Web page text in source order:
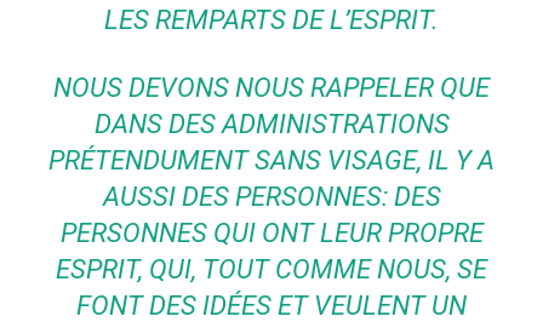
LES REMPARTS DE L’ESPRIT.
NOUS DEVONS NOUS RAPPELER QUE
DANS DES ADMINISTRATIONS
PRÉTENDUMENT SANS VISAGE, IL Y A
AUSSI DES PERSONNES: DES
PERSONNES QUI ONT LEUR PROPRE
ESPRIT, QUI, TOUT COMME NOUS, SE
FONT DES IDÉES ET VEULENT UN